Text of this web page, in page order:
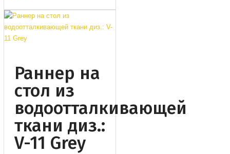
Раннер на
стол из
водоотталкивающей
ткани диз.:
V-11 Grey